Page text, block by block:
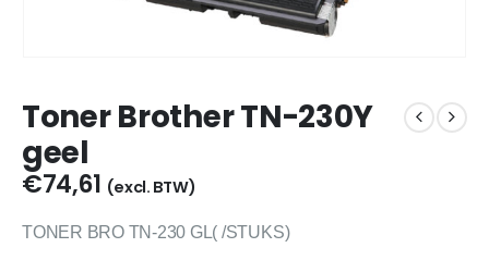
Toner Brother TN-230Y
geel
€74,61 (excl. BTW)
TONER BRO TN-230 GL( /STUKS)